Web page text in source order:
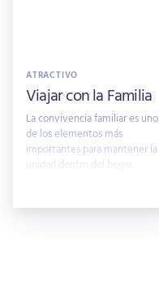
ATRACTIVO
Viajar con la Familia
La convivencia familiar es uno
de los elementos más
importantes para mantener la
unidad dentro del hogar.